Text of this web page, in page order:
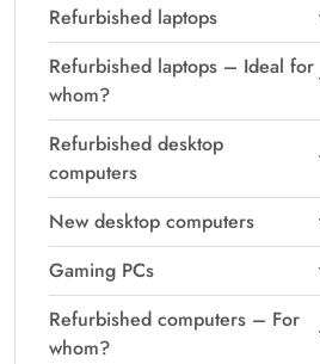
Refurbished laptops
Refurbished laptops – Ideal for
whom?
Refurbished desktop
computers
New desktop computers
Gaming PCs
Refurbished computers – For
whom?